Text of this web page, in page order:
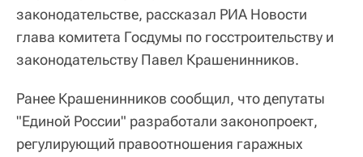
законодательстве, рассказал РИА Новости
глава комитета Госдумы по госстроительству и
законодательству Павел Крашенинников.
Ранее Крашенинников сообщил, что депутаты
"Единой России" разработали законопроект,
регулирующий правоотношения гаражных